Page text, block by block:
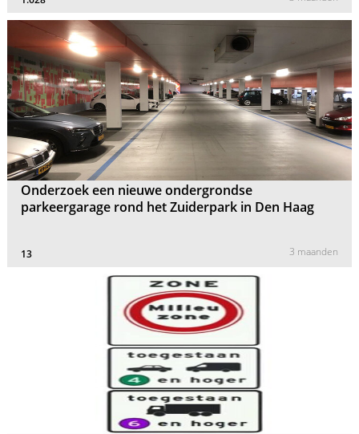
Onderzoek een nieuwe ondergrondse
parkeergarage rond het Zuiderpark in Den Haag
13 3 maanden